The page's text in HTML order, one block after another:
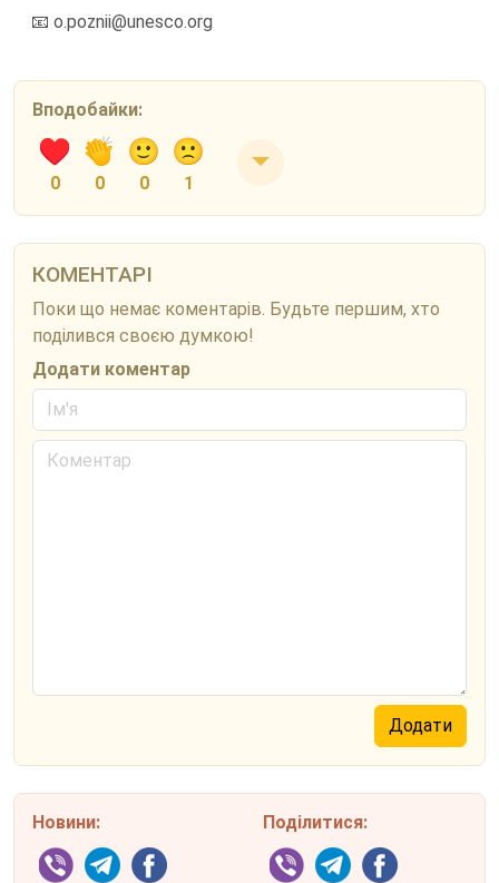
📧 o.poznii@unesco.org
Вподобайки:
0 0 0 1
КОМЕНТАРІ
Поки що немає коментарів. Будьте першим, хто
поділився своєю думкою!
Додати коментар
Новини: Поділитися: